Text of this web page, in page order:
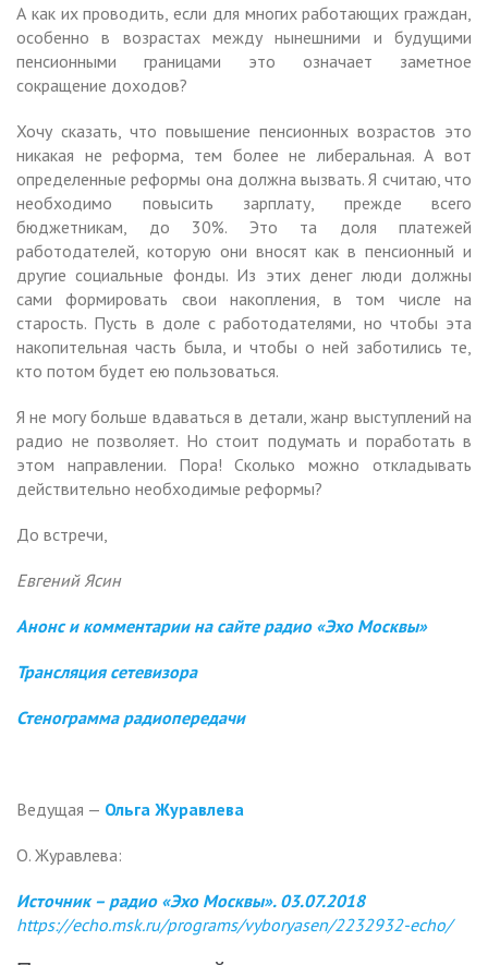
А как их проводить, если для многих работающих граждан,
особенно в возрастах между нынешними и будущими
пенсионными границами это означает заметное
сокращение доходов?
Хочу сказать, что повышение пенсионных возрастов это
никакая не реформа, тем более не либеральная. А вот
определенные реформы она должна вызвать. Я считаю, что
необходимо повысить зарплату, прежде всего
бюджетникам, до 30%. Это та доля платежей
работодателей, которую они вносят как в пенсионный и
другие социальные фонды. Из этих денег люди должны
сами формировать свои накопления, в том числе на
старость. Пусть в доле с работодателями, но чтобы эта
накопительная часть была, и чтобы о ней заботились те,
кто потом будет ею пользоваться.
Я не могу больше вдаваться в детали, жанр выступлений на
радио не позволяет. Но стоит подумать и поработать в
этом направлении. Пора! Сколько можно откладывать
действительно необходимые реформы?
До встречи,
Евгений Ясин
Анонс и комментарии на сайте радио «Эхо Москвы»
Трансляция сетевизора
Стенограмма радиопередачи
Ведущая — Ольга Журавлева
О. Журавлева:
Источник – радио «Эхо Москвы». 03.07.2018
https://echo.msk.ru/programs/vyboryasen/2232932-echo/